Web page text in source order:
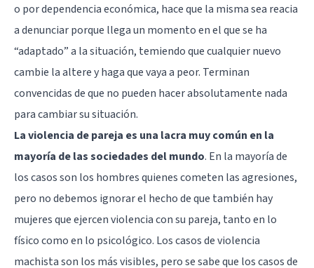
o por dependencia económica, hace que la misma sea reacia
a denunciar porque llega un momento en el que se ha
“adaptado” a la situación, temiendo que cualquier nuevo
cambie la altere y haga que vaya a peor. Terminan
convencidas de que no pueden hacer absolutamente nada
para cambiar su situación.
La violencia de pareja es una lacra muy común en la
mayoría de las sociedades del mundo. En la mayoría de
los casos son los hombres quienes cometen las agresiones,
pero no debemos ignorar el hecho de que también hay
mujeres que ejercen violencia con su pareja, tanto en lo
físico como en lo psicológico. Los casos de violencia
machista son los más visibles, pero se sabe que los casos de